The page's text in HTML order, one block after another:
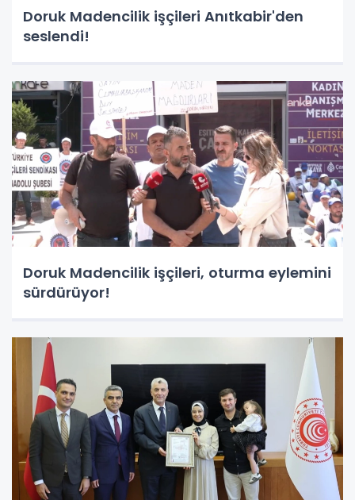
Doruk Madencilik işçileri Anıtkabir'den
seslendi!
Doruk Madencilik işçileri, oturma eylemini
sürdürüyor!